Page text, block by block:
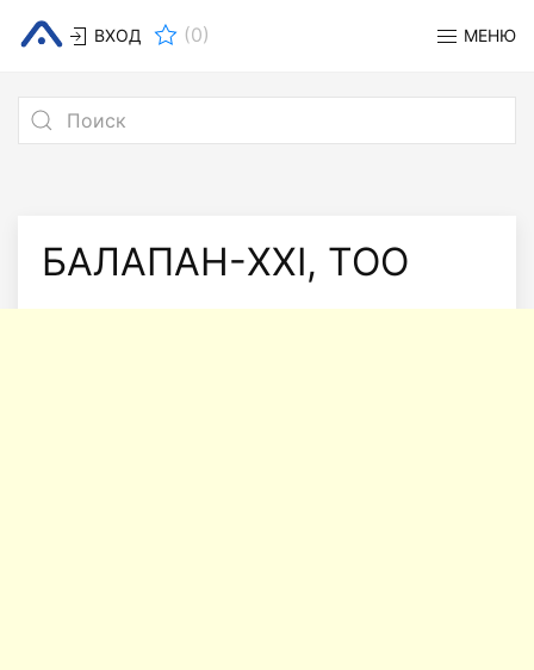
ВХОД (0) МЕНЮ
БАЛАПАН-XXI, ТОО